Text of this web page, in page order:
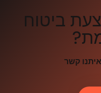
ביטוח
איתנו קשר